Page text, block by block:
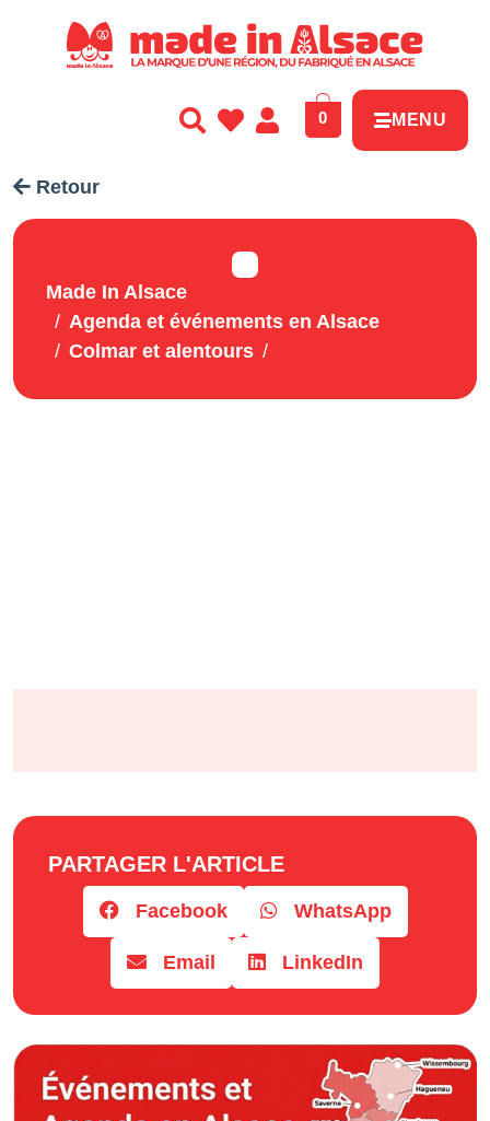
0 MENU
Retour
Made In Alsace
Agenda et événements en Alsace
Colmar et alentours
PARTAGER L'ARTICLE
Facebook WhatsApp
Email LinkedIn